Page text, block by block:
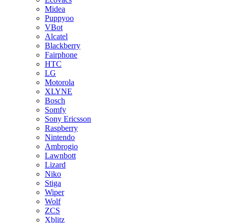
Midea
Puppyoo
VBot
Alcatel
Blackberry
Fairphone
HTC
LG
Motorola
XLYNE
Bosch
Somfy
Sony Ericsson
Raspberry
Nintendo
Ambrogio
Lawnbott
Lizard
Niko
Stiga
Wiper
Wolf
ZCS
Xblitz